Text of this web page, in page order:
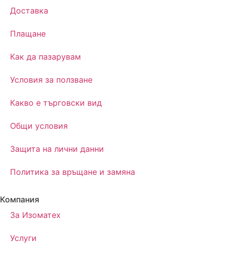
Доставка
Плащане
Как да пазарувам
Условия за ползване
Какво е търговски вид
Oбщи условия
Защита на лични данни
Политика за връщане и замяна
Компания
За Изоматех
Услуги